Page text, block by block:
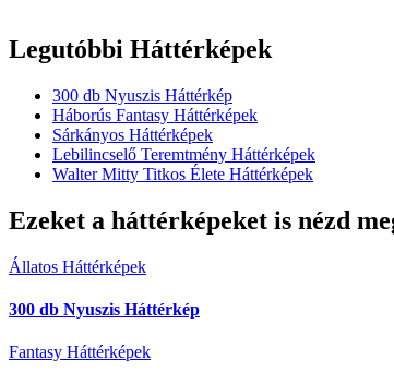
Legutóbbi Háttérképek
300 db Nyuszis Háttérkép
Háborús Fantasy Háttérképek
Sárkányos Háttérképek
Lebilincselő Teremtmény Háttérképek
Walter Mitty Titkos Élete Háttérképek
Ezeket a háttérképeket is nézd
Állatos Háttérképek
300 db Nyuszis Háttérkép
Fantasy Háttérképek